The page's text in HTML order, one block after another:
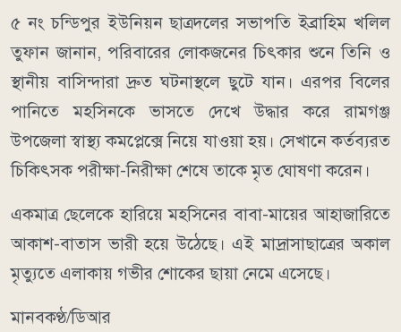
৫ নং চন্ডিপুর ইউনিয়ন ছাত্রদলের সভাপতি ইব্রাহিম খলিল
তুফান জানান, পরিবারের লোকজনের চিৎকার শুনে তিনি ও
স্থানীয় বাসিন্দারা দ্রুত ঘটনাস্থলে ছুটে যান। এরপর বিলের
পানিতে মহসিনকে ভাসতে দেখে উদ্ধার করে রামগঞ্জ
উপজেলা স্বাস্থ্য কমপ্লেক্সে নিয়ে যাওয়া হয়। সেখানে কর্তব্যরত
চিকিৎসক পরীক্ষা-নিরীক্ষা শেষে তাকে মৃত ঘোষণা করেন।
একমাত্র ছেলেকে হারিয়ে মহসিনের বাবা-মায়ের আহাজারিতে
আকাশ-বাতাস ভারী হয়ে উঠেছে। এই মাদ্রাসাছাত্রের অকাল
মৃত্যুতে এলাকায় গভীর শোকের ছায়া নেমে এসেছে।
মানবকণ্ঠ/ডিআর